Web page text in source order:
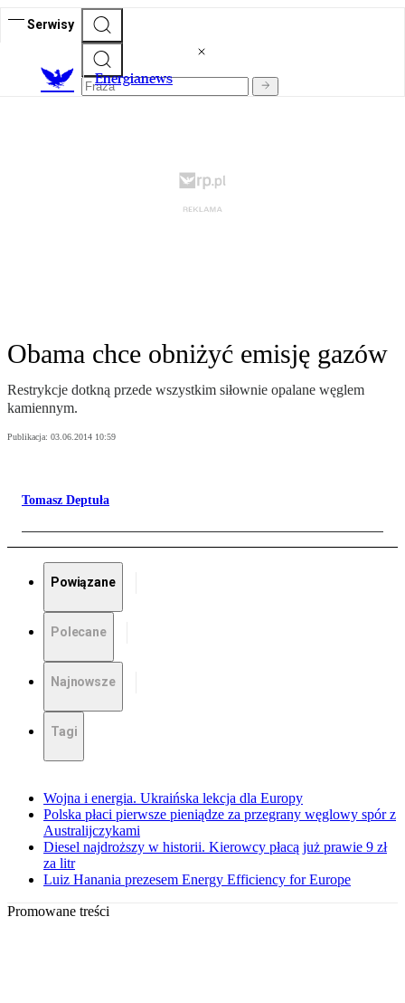
Serwisy
Energianews
Obama chce obniżyć emisję gazów
Restrykcje dotkną przede wszystkim siłownie opalane węglem
kamiennym.
Publikacja: 03.06.2014 10:59
Tomasz Deptuła
Powiązane
Polecane
Najnowsze
Tagi
Wojna i energia. Ukraińska lekcja dla Europy
Polska płaci pierwsze pieniądze za przegrany węglowy spór z
Australijczykami
Diesel najdroższy w historii. Kierowcy płacą już prawie 9 zł
za litr
Luiz Hanania prezesem Energy Efficiency for Europe
Promowane treści